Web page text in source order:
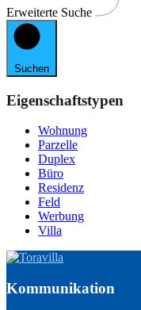
Erweiterte Suche
Suchen
Eigenschaftstypen
Wohnung
Parzelle
Duplex
Büro
Residenz
Feld
Werbung
Villa
Kommunikation